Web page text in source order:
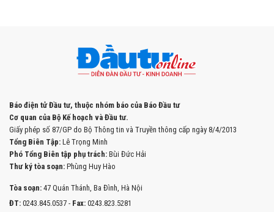
Báo điện tử Đầu tư, thuộc nhóm báo của Báo Đầu tư
Cơ quan của Bộ Kế hoạch và Đầu tư.
Giấy phép số 87/GP do Bộ Thông tin và Truyền thông cấp ngày 8/4/2013
Tổng Biên Tập: Lê Trọng Minh
Phó Tổng Biên tập phụ trách: Bùi Đức Hải
Thư ký tòa soạn: Phùng Huy Hào
Tòa soạn: 47 Quán Thánh, Ba Đình, Hà Nội
ĐT: 0243.845.0537 - Fax: 0243.823.5281